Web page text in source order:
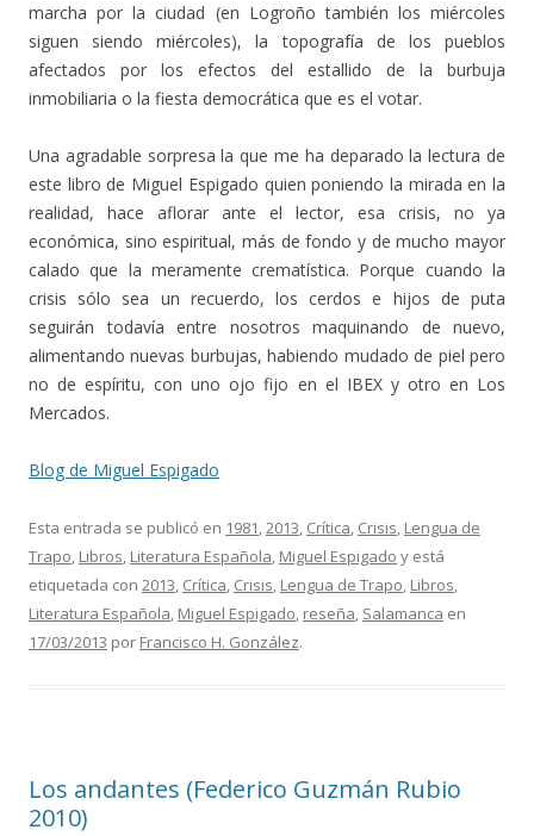
marcha por la ciudad (en Logroño también los miércoles
siguen siendo miércoles), la topografía de los pueblos
afectados por los efectos del estallido de la burbuja
inmobiliaria o la fiesta democrática que es el votar.
Una agradable sorpresa la que me ha deparado la lectura de
este libro de Miguel Espigado quien poniendo la mirada en la
realidad, hace aflorar ante el lector, esa crisis, no ya
económica, sino espiritual, más de fondo y de mucho mayor
calado que la meramente crematística. Porque cuando la
crisis sólo sea un recuerdo, los cerdos e hijos de puta
seguirán todavía entre nosotros maquinando de nuevo,
alimentando nuevas burbujas, habiendo mudado de piel pero
no de espíritu, con uno ojo fijo en el IBEX y otro en Los
Mercados.
Blog de Miguel Espigado
Esta entrada se publicó en 1981,2013, Crítica, Crisis, Lengua de
Trapo, Libros, Literatura Española, Miguel Espigado y está
etiquetada con 2013, Crítica, Crisis, Lengua de Trapo, Libros,
Literatura Española, Miguel Espigado, reseña, Salamanca en
17/03/2013 por Francisco H. González.
Los andantes (Federico Guzmán Rubio
2010)